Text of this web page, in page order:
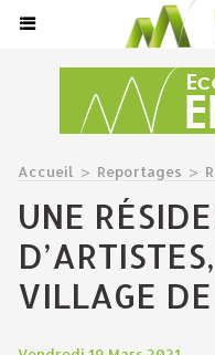
Accueil > Reportages >
UNE
VILLAGE